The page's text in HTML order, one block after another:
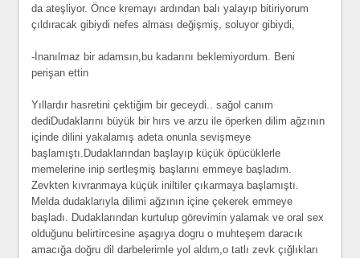
da ateşliyor. Önce kremayı ardından balı yalayıp bitiriyorum
çıldıracak gibiydi nefes alması değişmiş, soluyor gibiydi,
-İnanılmaz bir adamsın,bu kadarını beklemiyordum. Beni
perişan ettin
Yıllardır hasretini çektiğim bir geceydi.. sağol canım
dediDudaklarını büyük bir hırs ve arzu ile öperken dilim ağzının
içinde dilini yakalamış adeta onunla sevişmeye
başlamıştı.Dudaklarından başlayıp küçük öpücüklerle
memelerine inip sertleşmiş başlarını emmeye başladım.
Zevkten kıvranmaya küçük iniltiler çıkarmaya başlamıştı.
Melda dudaklarıyla dilimi ağzının içine çekerek emmeye
başladı. Dudaklarından kurtulup görevimin yalamak ve oral sex
olduğunu belirtircesine aşagıya dogru o muhteşem daracık
amacığa doğru dil darbelerimle yol aldım,o tatlı zevk çığlıkları